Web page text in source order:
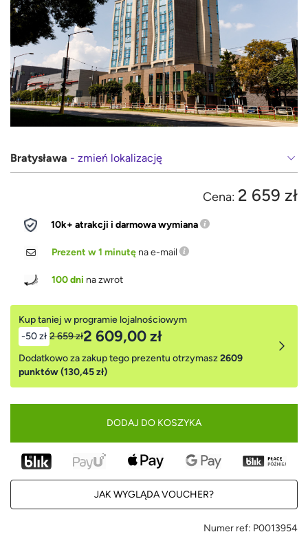
Bratysława - zmień lokalizację
Cena: 2 659 zł
10k+ atrakcji i darmowa wymiana
Prezent w 1 minutę na e-mail
100 dni na zwrot
Kup taniej w programie lojalnościowym
-50 zł 2 659 zł2 609,00 zł
Dodatkowo za zakup tego prezentu otrzymasz2609
punktów (130,45 zł)
DODAJ DO KOSZYKA
JAK WYGLĄDA VOUCHER?
Numer ref: P0013954